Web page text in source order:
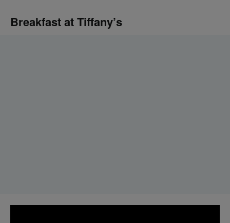
Breakfast at Tiffany’s